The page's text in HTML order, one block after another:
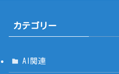
カテゴリー
AI関連